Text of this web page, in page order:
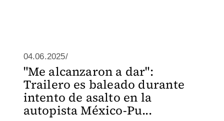
04.06.2025/
"Me alcanzaron a dar":
Trailero es baleado durante
intento de asalto en la
autopista México-Pu...